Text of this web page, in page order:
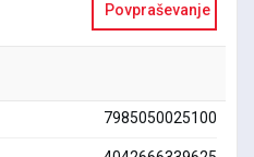
Povpraševanje
7985050025100